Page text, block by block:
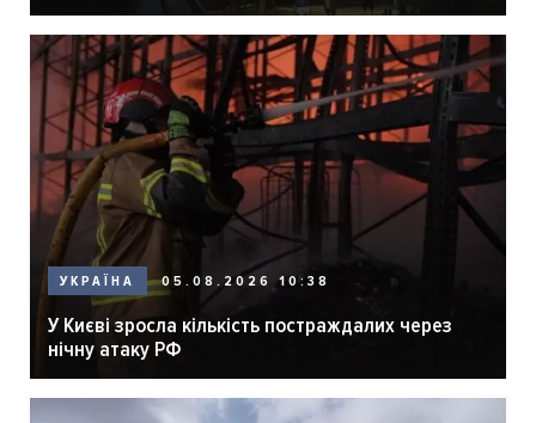
УКРАЇНА 05.08.2026 10:38
У Києві зросла кількість постраждалих через
нічну атаку РФ